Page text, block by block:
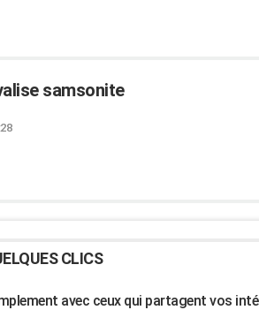
samsonite
CLICS
avec ceux qui partagent vos